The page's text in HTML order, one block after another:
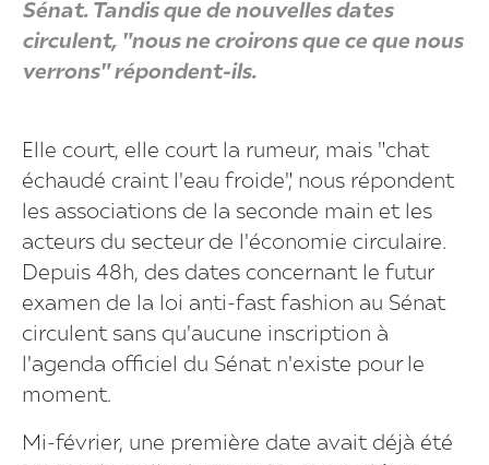
Sénat. Tandis que de nouvelles dates
circulent, "nous ne croirons que ce que nous
verrons" répondent-ils.
Elle court, elle court la rumeur, mais "chat
échaudé craint l'eau froide", nous répondent
les associations de la seconde main et les
acteurs du secteur de l'économie circulaire.
Depuis 48h, des dates concernant le futur
examen de la loi anti-fast fashion au Sénat
circulent sans qu'aucune inscription à
l'agenda officiel du Sénat n'existe pour le
moment.
Mi-février, une première date avait déjà été